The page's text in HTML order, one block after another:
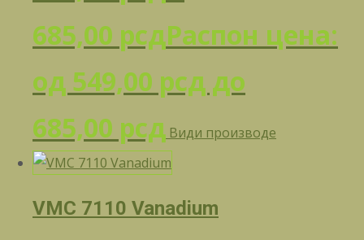
685,00 рсдРаспон цена:
од 549,00 рсд до
685,00 рсд Види производе
VMC 7110 Vanadium